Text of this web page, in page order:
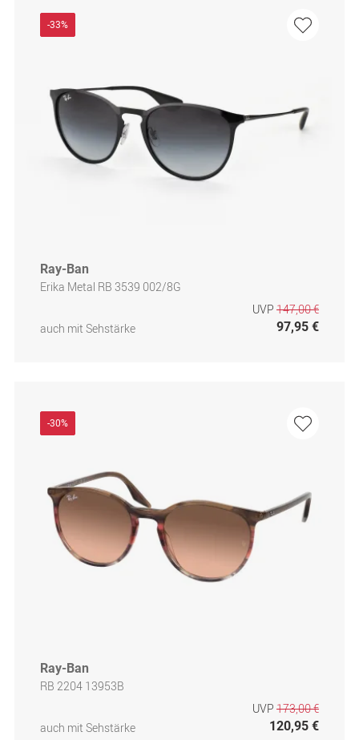
-33%
Ray-Ban
Erika Metal RB 3539 002/8G
auch mit Sehstärke
UVP 147,00 €
97,95 €
-30%
Ray-Ban
RB 2204 13953B
auch mit Sehstärke
UVP 173,00 €
120,95 €